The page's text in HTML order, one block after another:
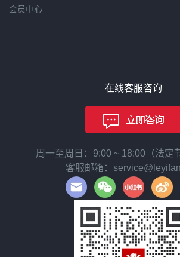
会员中心
在线客服咨询
周一至周日：9:00 ~ 18:00（法定
客服邮箱：